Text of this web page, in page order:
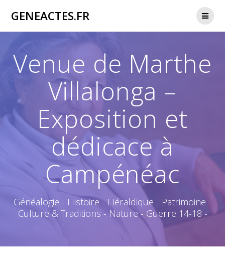
GENEACTES.FR
Venue de Marthe
Villalonga –
Exposition et
dédicace à
Campénéac
Généalogie - Histoire - Héraldique - Patrimoine -
Culture & Traditions - Nature - Guerre 14-18 -